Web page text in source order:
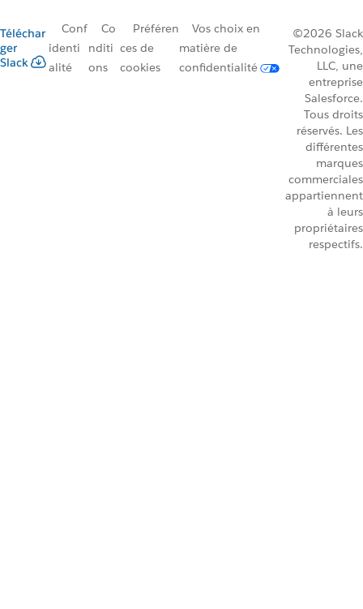
Téléchar
ger
Slack
Conf
identi
alité
Co
nditi
ons
Préféren
ces de
cookies
Vos choix en
matière de
confidentialité
©2026 Slack
Technologies,
LLC, une
entreprise
Salesforce.
Tous droits
réservés. Les
différentes
marques
commerciales
appartiennent
à leurs
propriétaires
respectifs.